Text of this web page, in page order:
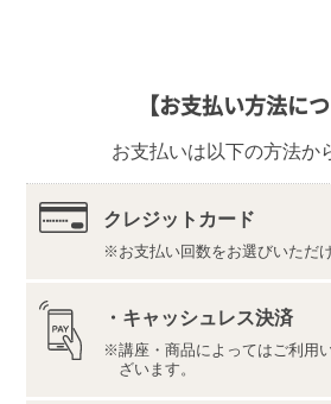
〒350-1111
株式会社ユーキャンロジ
作要件を満たすかどうかのご確認を
MOS試験はOfficeのバージョンご
り、受験するOfficeと同じバージ
あります。
【お支払い方法につ
お支払いは以下の方法か
クレジットカード
お支払い回数をお選びいただけ
・キャッシュレス決済
講座・商品によってはご利用
ざいます。